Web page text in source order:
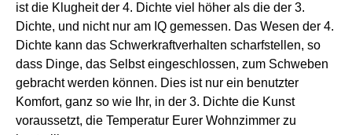
ist die Klugheit der 4. Dichte viel höher als die der 3.
Dichte, und nicht nur am IQ gemessen. Das Wesen der 4.
Dichte kann das Schwerkraftverhalten scharfstellen, so
dass Dinge, das Selbst eingeschlossen, zum Schweben
gebracht werden können. Dies ist nur ein benutzter
Komfort, ganz so wie Ihr, in der 3. Dichte die Kunst
voraussetzt, die Temperatur Eurer Wohnzimmer zu